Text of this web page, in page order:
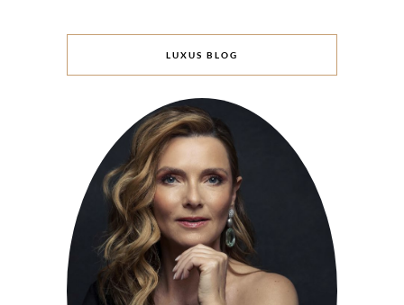
LUXUS BLOG